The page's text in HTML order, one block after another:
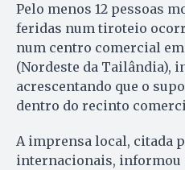
Pelo menos 12 pessoas
feridas num tiroteio
num centro comercial
(Nordeste da Tailândia),
acrescentando que o
dentro do recinto
A imprensa local, citada
internacionais, informou